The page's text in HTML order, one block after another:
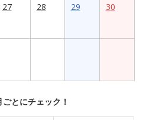
27 28 29 30
とにチェック！